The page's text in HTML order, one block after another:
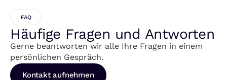
FAQ
Häufige Fragen und Antworten
Gerne beantworten wir alle Ihre Fragen in einem
persönlichen Gespräch.
Kontakt aufnehmen